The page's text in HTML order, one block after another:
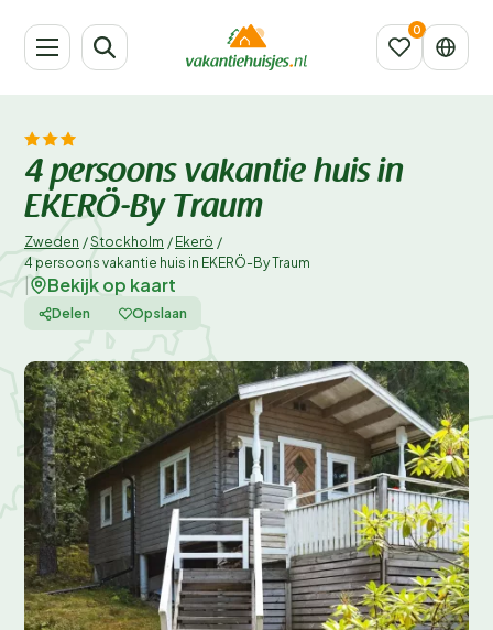
4 persoons vakantie huis in
EKERÖ-By Traum
Zweden /Stockholm / Ekerö /
4 persoons vakantie huis in EKERÖ-By Traum
Bekijk op kaart
Delen Opslaan